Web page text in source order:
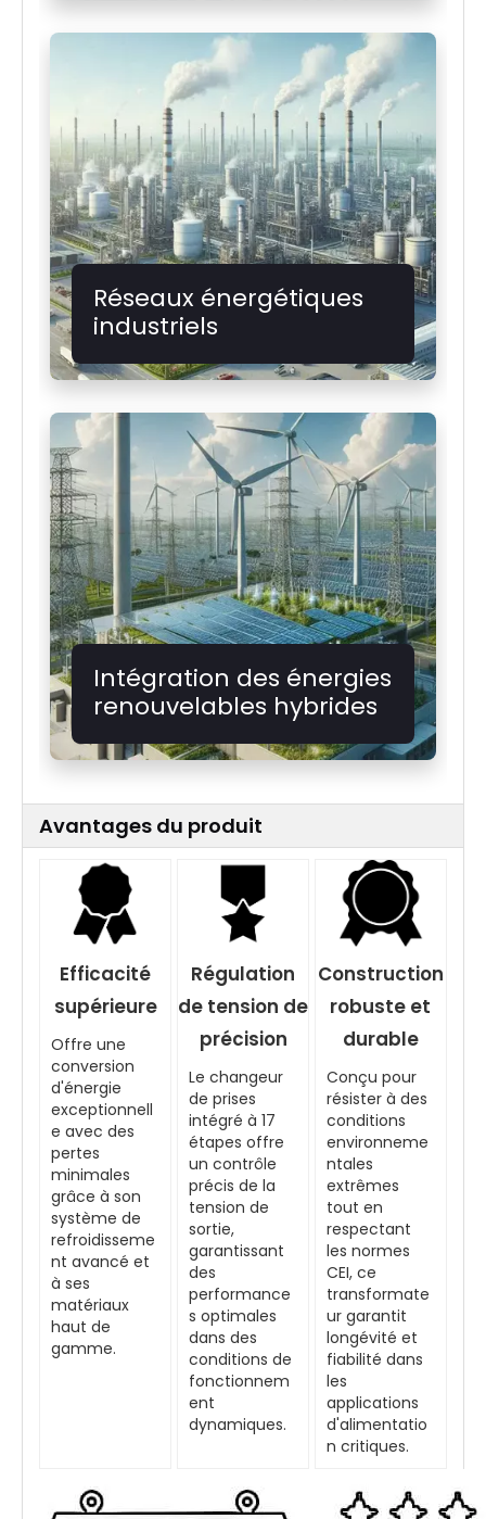
Réseaux énergétiques
industriels
Intégration des énergies
renouvelables hybrides
Avantages du produit
Efficacité
supérieure
Offre une
conversion
d'énergie
exceptionnell
e avec des
pertes
minimales
grâce à son
système de
refroidisseme
nt avancé et
à ses
matériaux
haut de
gamme.
Régulation
de tension de
précision
Le changeur
de prises
intégré à 17
étapes offre
un contrôle
précis de la
tension de
sortie,
garantissant
des
performance
s optimales
dans des
conditions de
fonctionnem
ent
dynamiques.
Construction
robuste et
durable
Conçu pour
résister à des
conditions
environneme
ntales
extrêmes
tout en
respectant
les normes
CEI, ce
transformate
ur garantit
longévité et
fiabilité dans
les
applications
d'alimentatio
n critiques.